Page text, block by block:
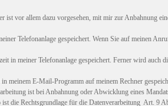
vor allem dazu vorgesehen, mit mir zur Anbahnung
Telefonanlage gespeichert. Wenn Sie auf meinen
meiner Telefonanlage gespeichert. Ferner wird auch
E-Mail-Programm auf meinem Rechner
ist bei Anbahnung oder Abwicklung eines
ist die Rechtsgrundlage für die Datenverarbeitung Art. 9